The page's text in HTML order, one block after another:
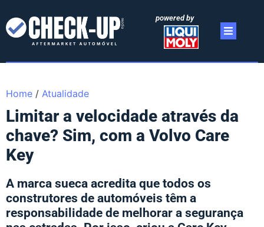
powered by
Home / Atualidade
Limitar a velocidade através da
chave? Sim, com a Volvo Care
Key
A marca sueca acredita que todos os
construtores de automóveis têm a
responsabilidade de melhorar a segurança